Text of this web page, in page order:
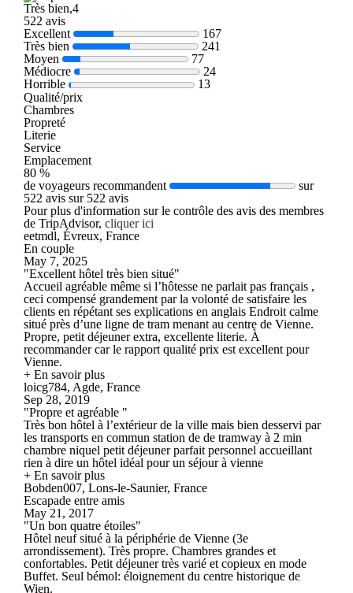
Très bien,4
522 avis
Excellent
167
Très bien
241
Moyen
77
Médiocre
24
Horrible
13
Qualité/prix
Chambres
Propreté
Literie
Service
Emplacement
80 %
de voyageurs recommandent
sur
522 avis sur 522 avis
Pour plus d'information sur le contrôle des avis des membres
de TripAdvisor, cliquer ici
eetmdl, Évreux, France
En couple
May 7, 2025
"Excellent hôtel très bien situé"
Accueil agréable même si l’hôtesse ne parlait pas français ,
ceci compensé grandement par la volonté de satisfaire les
clients en répétant ses explications en anglais Endroit calme
situé près d’une ligne de tram menant au centre de Vienne.
Propre, petit déjeuner extra, excellente literie. À
recommander car le rapport qualité prix est excellent pour
Vienne.
+ En savoir plus
loicg784, Agde, France
Sep 28, 2019
"Propre et agréable "
Très bon hôtel à l’extérieur de la ville mais bien desservi par
les transports en commun station de de tramway à 2 min
chambre niquel petit déjeuner parfait personnel accueillant
rien à dire un hôtel idéal pour un séjour à vienne
+ En savoir plus
Bobden007, Lons-le-Saunier, France
Escapade entre amis
May 21, 2017
"Un bon quatre étoiles"
Hôtel neuf situé à la périphérie de Vienne (3e
arrondissement). Très propre. Chambres grandes et
confortables. Petit déjeuner très varié et copieux en mode
Buffet. Seul bémol: éloignement du centre historique de
Wien.